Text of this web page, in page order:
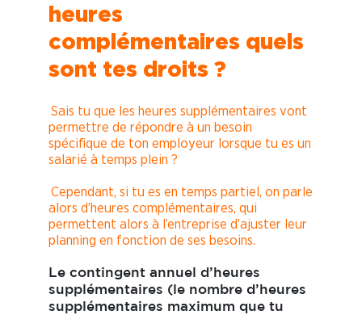
heures
complémentaires quels
sont tes droits ?
Sais tu que les heures supplémentaires vont
permettre de répondre à un besoin
spécifique de ton employeur lorsque tu es un
salarié à temps plein ?
Cependant, si tu es en temps partiel, on parle
alors d’heures complémentaires, qui
permettent alors à l’entreprise d’ajuster leur
planning en fonction de ses besoins.
Le contingent annuel d’heures
supplémentaires (le nombre d’heures
supplémentaires maximum que tu